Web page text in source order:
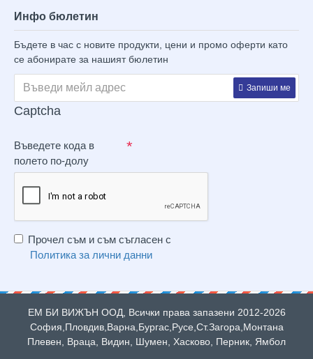
Инфо бюлетин
Бъдете в час с новите продукти, цени и промо оферти като
се абонирате за нашият бюлетин
Запиши ме
Captcha
Въведете кода в
полето по-долу
Прочел съм и съм съгласен с
Политика за лични данни
ЕМ БИ ВИЖЪН ООД, Всички права запазени 2012-2026
София,Пловдив,Варна,Бургас,Русе,Ст.Загора,Монтана
Плевен, Враца, Видин, Шумен, Хасково, Перник, Ямбол